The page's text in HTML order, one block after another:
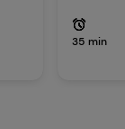
35 min